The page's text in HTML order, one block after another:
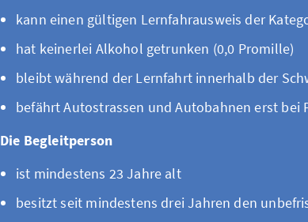
kann einen gültigen Lernfahrausweis der
hat keinerlei Alkohol getrunken (0,0 Promille)
bleibt während der Lernfahrt innerhalb der
befährt Autostrassen und Autobahnen erst
Die Begleitperson
ist mindestens 23 Jahre alt
besitzt seit mindestens drei Jahren den